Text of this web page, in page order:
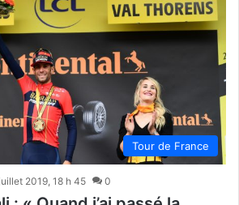
Tour de France
2019, 18 h 45 0